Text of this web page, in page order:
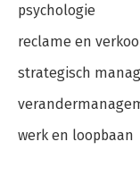
psychologie
reclame en
strategisch
werk en loopbaan